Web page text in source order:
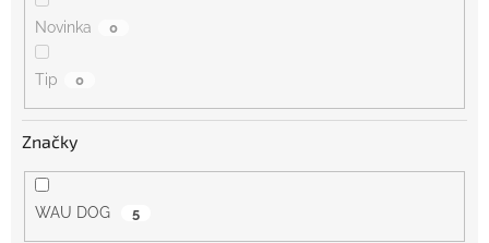
Novinka 0
Tip 0
Značky
WAU DOG 5